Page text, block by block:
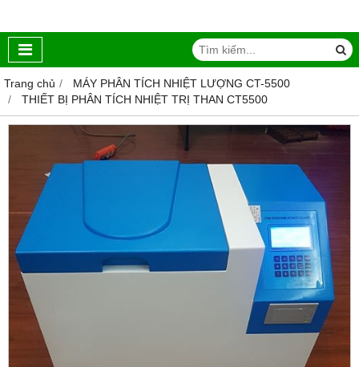
Trang chủ
MÁY PHÂN TÍCH NHIỆT LƯỢNG CT-5500
THIẾT BỊ PHÂN TÍCH NHIỆT TRỊ THAN CT5500